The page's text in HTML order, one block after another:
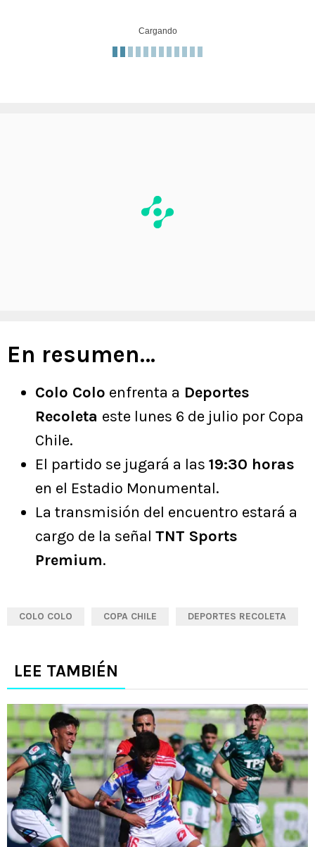
Cargando
En resumen…
Colo Colo enfrenta a Deportes
Recoleta este lunes 6 de julio por Copa
Chile.
El partido se jugará a las 19:30 horas
en el Estadio Monumental.
La transmisión del encuentro estará a
cargo de la señal TNT Sports
Premium.
COLO COLO COPA CHILE DEPORTES RECOLETA
LEE TAMBIÉN